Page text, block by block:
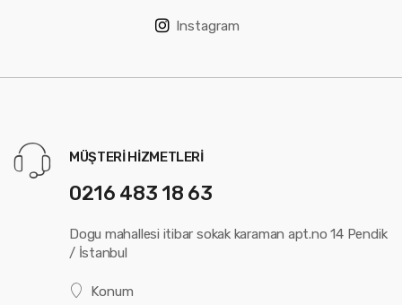
Instagram
MÜŞTERI HIZMETLERI
0216 483 18 63
Dogu mahallesi itibar sokak karaman apt.no 14 Pendik
/ İstanbul
Konum